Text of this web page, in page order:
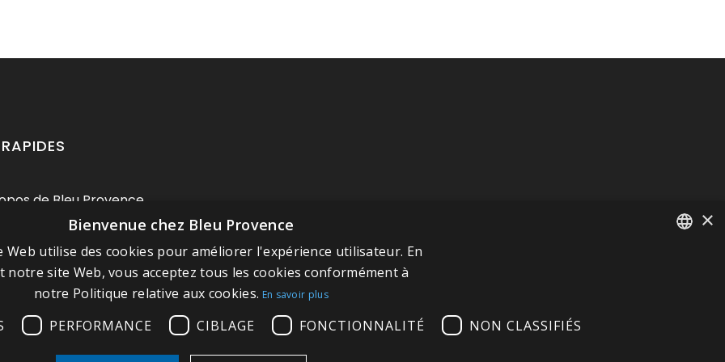
de Bleu Provence
légales
de vente
contacter
notre Showroom
site
×
Bienvenue chez Bleu Provence
Web utilise des cookies pour améliorer l'expérience utilisateur. En
notre site Web, vous acceptez tous les cookies conformément à
notre Politique relative aux cookies. En savoir plus
PERFORMANCE CIBLAGE FONCTIONNALITÉ NON CLASSIFIÉS